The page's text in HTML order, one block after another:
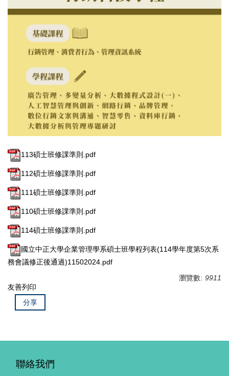
113碩士班修課準則.pdf
112碩士班修課準則.pdf
111碩士班修課準則.pdf
110碩士班修課準則.pdf
114碩士班修課準則.pdf
國立中正大學企業管理學系碩士班學程列表(114學年度第5次系
務會議修正後通過)11502024.pdf
瀏覽數: 9911
友善列印
分享
聯絡我們